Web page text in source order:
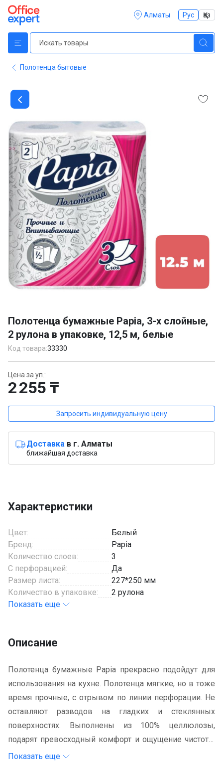
Алматы Рус Қаз
Полотенца бытовые
of
1
Полотенца бумажные Papia, 3-х слойные,
2 рулона в упаковке, 12,5 м, белые
Код товара:33330
Цена за уп.:
2 255 ₸
Запросить индивидуальную цену
Доставка в г. Алматы
ближайшая доставка
Характеристики
Цвет:
Белый
Бренд:
Papia
Количество слоев:
3
С перфорацией:
Да
Размер листа:
227*250 мм
Количество в упаковке:
2 рулона
Показать еще
Описание
Полотенца бумажные Papia прекрасно подойдут для
использования на кухне. Полотенца мягкие, но в тоже
время прочные, с отрывом по линии перфорации. Не
оставляют разводов на гладких и стеклянных
поверхностях. Выполнены из 100% целлюлозы,
подарят превосходный комфорт и ощущение чистоты
и свежести. Идеально впитывают влагу и жир.
Показать еще